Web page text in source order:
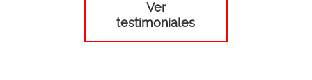
Ver
testimoniales